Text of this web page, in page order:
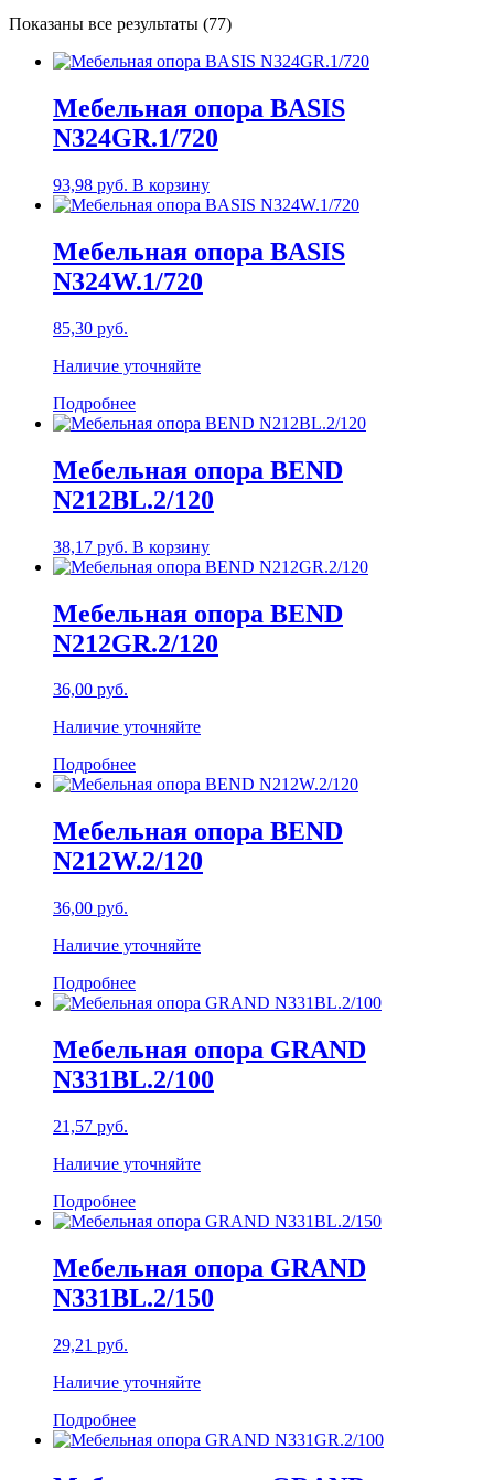
Показаны все результаты (77)
Мебельная опора BASIS
N324GR.1/720
93,98 руб. В корзину
Мебельная опора BASIS
N324W.1/720
85,30 руб.
Наличие уточняйте
Подробнее
Мебельная опора BEND
N212BL.2/120
38,17 руб. В корзину
Мебельная опора BEND
N212GR.2/120
36,00 руб.
Наличие уточняйте
Подробнее
Мебельная опора BEND
N212W.2/120
36,00 руб.
Наличие уточняйте
Подробнее
Мебельная опора GRAND
N331BL.2/100
21,57 руб.
Наличие уточняйте
Подробнее
Мебельная опора GRAND
N331BL.2/150
29,21 руб.
Наличие уточняйте
Подробнее